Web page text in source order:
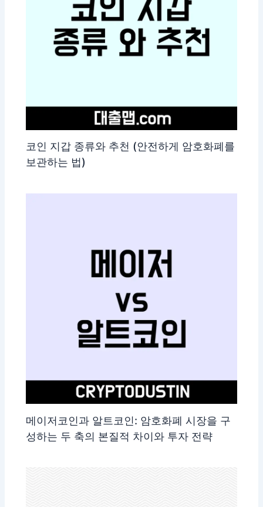
코인 지갑 종류와 추천 (안전하게 암호화폐를
보관하는 법)
메이저코인과 알트코인: 암호화폐 시장을 구
성하는 두 축의 본질적 차이와 투자 전략